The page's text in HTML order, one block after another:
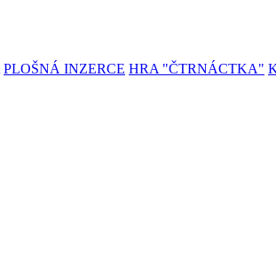
PLOŠNÁ INZERCE HRA "ČTRNÁCTKA"